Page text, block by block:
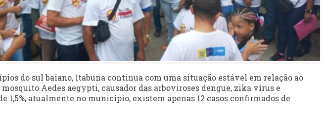
do sul baiano, Itabuna continua com uma situação estável em relação ao
Aedes aegypti, causador das arboviroses dengue, zika vírus e
1,5%, atualmente no município, existem apenas 12 casos confirmados de